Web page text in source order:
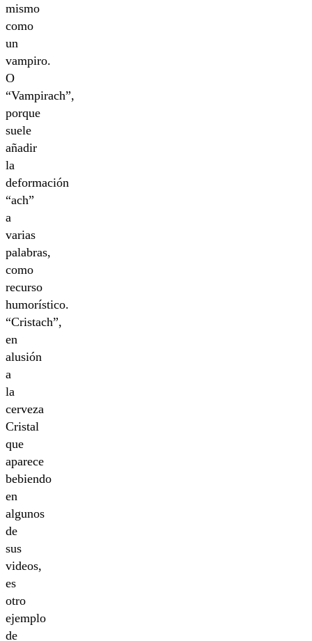
mismo
como
un
vampiro.
O
“Vampirach”,
porque
suele
añadir
la
deformación
“ach”
a
varias
palabras,
como
recurso
humorístico.
“Cristach”,
en
alusión
a
la
cerveza
Cristal
que
aparece
bebiendo
en
algunos
de
sus
videos,
es
otro
ejemplo
de